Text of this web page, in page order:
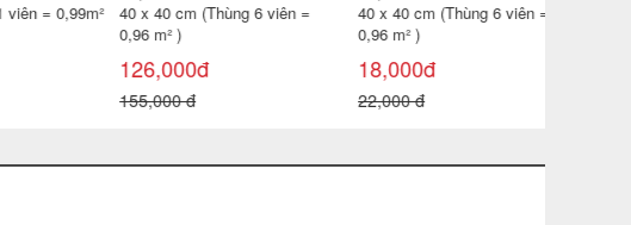
=
40 x 40 cm (Thùng 6 viên =
0,96 m² )
18,000đ
22,000 đ
40 x 40 cm (Thùng 6 viên =
0,96 m² )
23,000đ
25,000 đ